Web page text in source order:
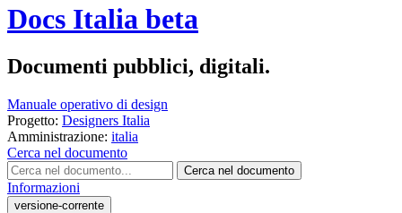
Docs Italia beta
Documenti pubblici, digitali.
Manuale operativo di design
Progetto: Designers Italia
Amministrazione: italia
Cerca nel documento
Cerca nel documento
Informazioni
versione-corrente